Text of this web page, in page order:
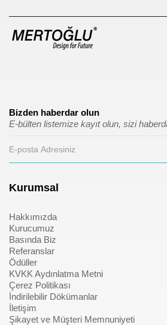
Bizden haberdar olun
E-bülten listemize kayıt olun, sizi
Kurumsal
Hakkımızda
Kurucumuz
Basında Biz
Referanslar
Ödüller
KVKK Aydınlatma Metni
Çerez Politikası
İndirilebilir Dökümanlar
İletişim
Şikayet ve Müşteri Memnuniyeti